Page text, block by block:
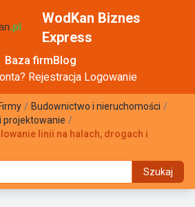
WodKan Biznes
Express
Baza firmBlog
Rejestracja Logowanie
/ Budownictwo i nieruchomości /
projektowanie /
linii na halach, drogach i
Szukaj